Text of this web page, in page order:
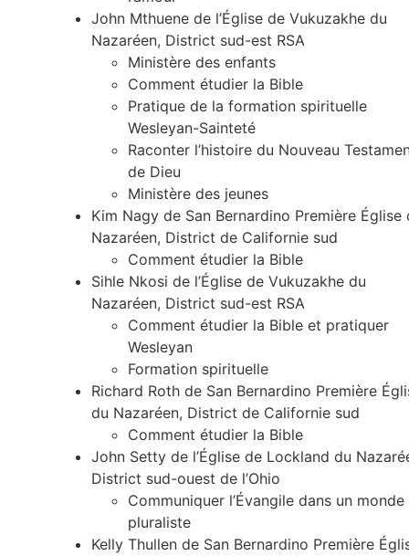
John Mthuene de l’Église de Vukuzakhe du
Nazaréen, District sud-est RSA
Ministère des enfants
Comment étudier la Bible
Pratique de la formation spirituelle
Wesleyan-Sainteté
Raconter l’histoire du Nouveau
de Dieu
Ministère des jeunes
Kim Nagy de San Bernardino Première Église
Nazaréen, District de Californie sud
Comment étudier la Bible
Sihle Nkosi de l’Église de Vukuzakhe du
Nazaréen, District sud-est RSA
Comment étudier la Bible et pratiquer
Wesleyan
Formation spirituelle
Richard Roth de San Bernardino Première
du Nazaréen, District de Californie sud
Comment étudier la Bible
John Setty de l’Église de Lockland du
District sud-ouest de l’Ohio
Communiquer l’Évangile dans un monde
pluraliste
Kelly Thullen de San Bernardino Première